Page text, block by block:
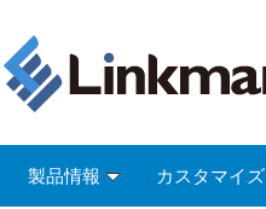
製品情報 カスタマイズ